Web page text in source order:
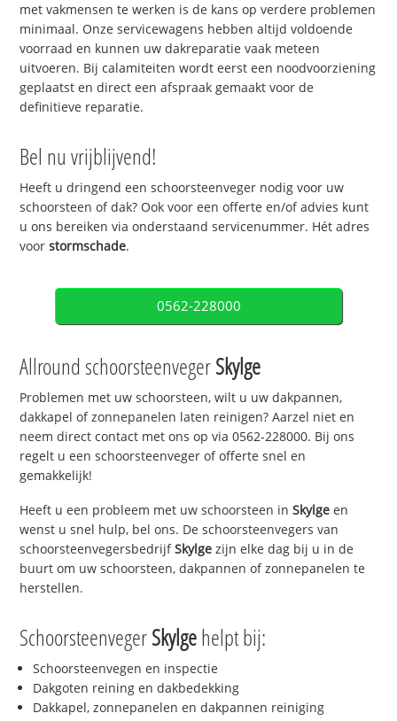
met vakmensen te werken is de kans op verdere problemen
minimaal. Onze servicewagens hebben altijd voldoende
voorraad en kunnen uw dakreparatie vaak meteen
uitvoeren. Bij calamiteiten wordt eerst een noodvoorziening
geplaatst en direct een afspraak gemaakt voor de
definitieve reparatie.
Bel nu vrijblijvend!
Heeft u dringend een schoorsteenveger nodig voor uw
schoorsteen of dak? Ook voor een offerte en/of advies kunt
u ons bereiken via onderstaand servicenummer. Hét adres
voorstormschade.
0562-228000
Allround schoorsteenvegerSkylge
Problemen met uw schoorsteen, wilt u uw dakpannen,
dakkapel of zonnepanelen laten reinigen? Aarzel niet en
neem direct contact met ons op via 0562-228000. Bij ons
regelt u een schoorsteenveger of offerte snel en
gemakkelijk!
Heeft u een probleem met uw schoorsteen inSkylge en
wenst u snel hulp, bel ons. De schoorsteenvegers van
schoorsteenvegersbedrijfSkylge zijn elke dag bij u in de
buurt om uw schoorsteen, dakpannen of zonnepanelen te
herstellen.
SchoorsteenvegerSkylgehelpt bij:
Schoorsteenvegen en inspectie
Dakgoten reining en dakbedekking
Dakkapel, zonnepanelen en dakpannen reiniging